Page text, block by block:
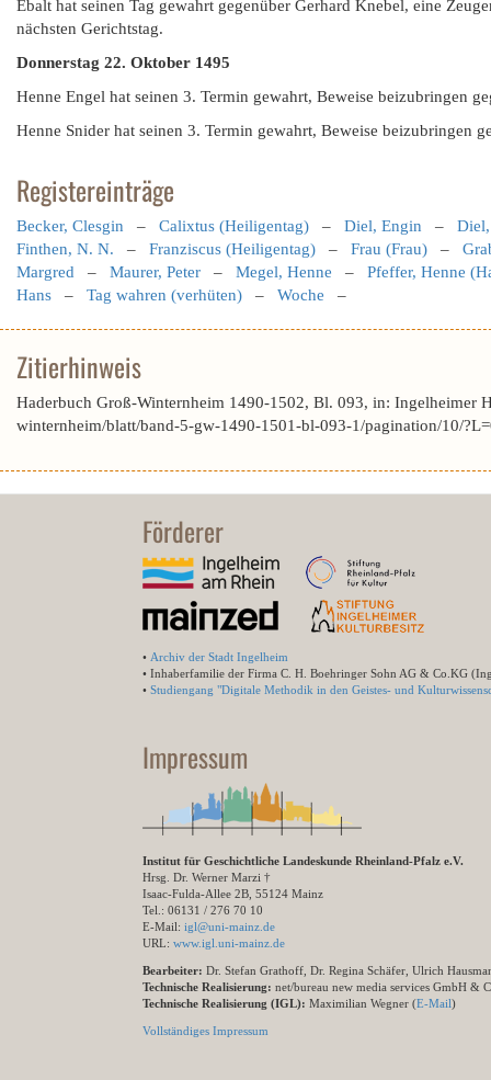
Ebalt hat seinen Tag gewahrt gegenüber Gerhard Knebel, eine
nächsten Gerichtstag.
Donnerstag 22. Oktober 1495
Henne Engel hat seinen 3. Termin gewahrt, Beweise beizubringen
Henne Snider hat seinen 3. Termin gewahrt, Beweise beizubringen
Registereinträge
Becker, Clesgin – Calixtus (Heiligentag) – Diel, Engin – Diel,
Finthen, N. N. – Franziscus (Heiligentag) – Frau (Frau) –
Margred – Maurer, Peter – Megel, Henne – Pfeffer, Henne
Hans – Tag wahren (verhüten) – Woche –
Zitierhinweis
Haderbuch Groß-Winternheim 1490-1502, Bl. 093, in: Ingelheimer
winternheim/blatt/band-5-gw-1490-1501-bl-093-1/pagination/10/
Förderer
• Archiv der Stadt Ingelheim
• Inhaberfamilie der Firma C. H. Boehringer Sohn AG & Co.KG
• Studiengang "Digitale Methodik in den Geistes- und
Impressum
Institut für Geschichtliche Landeskunde Rheinland-Pfalz e.V.
Hrsg. Dr. Werner Marzi †
Isaac-Fulda-Allee 2B, 55124 Mainz
Tel.: 06131 / 276 70 10
E-Mail: igl@uni-mainz.de
URL: www.igl.uni-mainz.de
Bearbeiter: Dr. Stefan Grathoff, Dr. Regina Schäfer, Ulrich
Technische Realisierung: net/bureau new media services GmbH &
Technische Realisierung (IGL): Maximilian Wegner (E-Mail)
Vollständiges Impressum